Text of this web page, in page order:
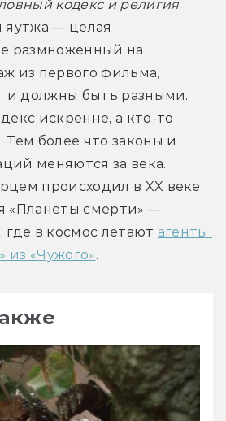
кодекс и религия
яутжа — целая
размноженный на
из первого фильма,
и должны быть разными.
искренне, а кто-то
более что законы и
меняются за века.
происходил в XX веке,
«Планеты смерти» —
где в космос летают агенты
из «Чужого».